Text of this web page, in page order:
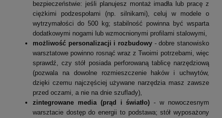
bezpieczeństwie: jeśli planujesz montaż imadła lub pracę z
ciężkimi podzespołami (np. silnikami), celuj w modele o
wytrzymałości do 500 kg; stabilność powinna być wsparta
dodatkowymi nogami lub wzmocnionymi profilami stalowymi,
możliwość personalizacji i rozbudowy - dobre stanowisko
warsztatowe powinno rosnąć wraz z Twoimi potrzebami, więc
sprawdź, czy stół posiada perforowaną tablicę narzędziową
(pozwala na dowolne rozmieszczenie haków i uchwytów,
dzięki czemu najczęściej używane narzędzia masz zawsze
przed oczami, a nie na dnie szuflady),
zintegrowane media (prąd i światło)- w nowoczesnym
warsztacie dostęp do energii to podstawa; stół wyposażony